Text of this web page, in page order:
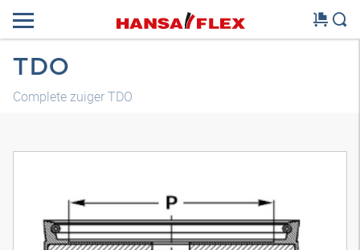
TDO
Complete zuiger TDO